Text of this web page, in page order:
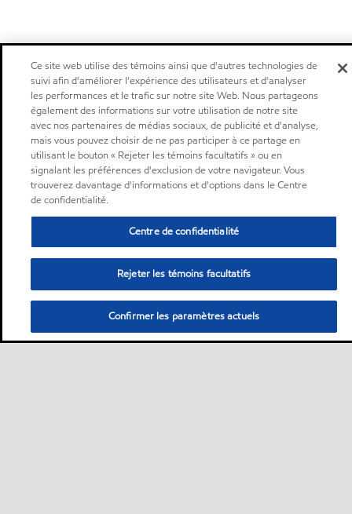
Ce site web utilise des témoins ainsi que d'autres technologies de
suivi afin d'améliorer l'expérience des utilisateurs et d'analyser
les performances et le trafic sur notre site Web. Nous partageons
également des informations sur votre utilisation de notre site
avec nos partenaires de médias sociaux, de publicité et d'analyse,
mais vous pouvez choisir de ne pas participer à ce partage en
utilisant le bouton « Rejeter les témoins facultatifs » ou en
signalant les préférences d'exclusion de votre navigateur. Vous
trouverez davantage d'informations et d'options dans le Centre
de confidentialité.
Centre de confidentialité
Rejeter les témoins facultatifs
Confirmer les paramètres actuels